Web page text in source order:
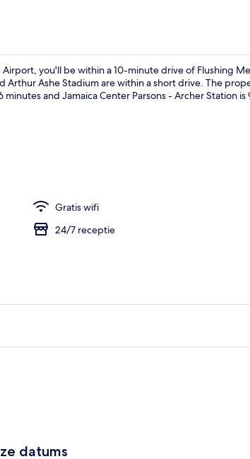
Airport, you'll be within a 10-minute drive of Flushing
Arthur Ashe Stadium are within a short drive. The
and Jamaica Center Parsons - Archer Station is
Gratis wifi
24/7 receptie
datums